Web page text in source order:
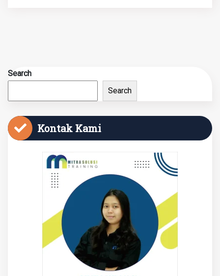
Search
Search
Kontak Kami